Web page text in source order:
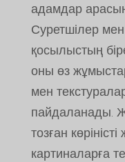
адамдар
Суретшілер
қосылыстың
оны өз
мен
пайдаланады.
тозған
картиналарға